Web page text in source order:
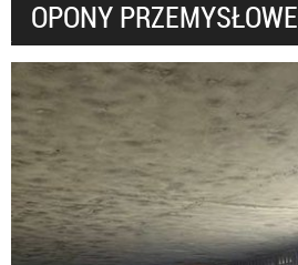
OPONY PRZEMYSŁOWE